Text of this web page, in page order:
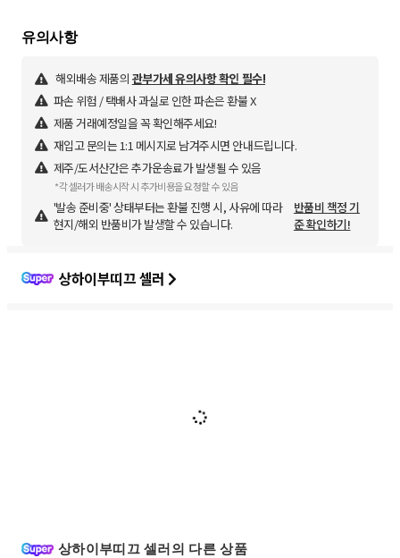
유의사항
해외배송 제품의 관부가세 유의사항 확인 필수!
파손 위험 / 택배사 과실로 인한 파손은 환불 X
제품 거래예정일을 꼭 확인해주세요!
재입고 문의는 1:1 메시지로 남겨주시면 안내드립니다.
제주/도서산간은 추가운송료가 발생될 수 있음
*각 셀러가 배송시작 시 추가비용을 요청할 수 있음
'발송 준비중' 상태부터는 환불 진행 시, 사유에 따라
현지/해외 반품비가 발생할 수 있습니다.
반품비 책정 기
준 확인하기!
상하이부띠끄 셀러
상하이부띠끄 셀러의 다른 상품